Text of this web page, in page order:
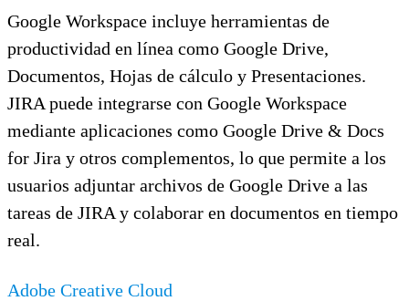
Google Workspace incluye herramientas de
productividad en línea como Google Drive,
Documentos, Hojas de cálculo y Presentaciones.
JIRA puede integrarse con Google Workspace
mediante aplicaciones como Google Drive & Docs
for Jira y otros complementos, lo que permite a los
usuarios adjuntar archivos de Google Drive a las
tareas de JIRA y colaborar en documentos en tiempo
real.
Adobe Creative Cloud